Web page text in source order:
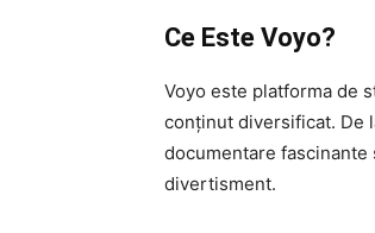
Ce Este Voyo?
Voyo este platforma de
conținut diversificat. De
documentare
divertisment.